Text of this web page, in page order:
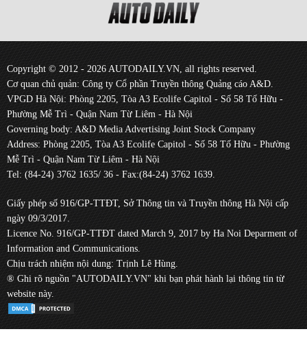
Copyright © 2012 - 2026 AUTODAILY.VN, all rights reserved.
Cơ quan chủ quản: Công ty Cổ phần Truyền thông Quảng cáo A&D.
VPGD Hà Nội: Phòng 2205, Tòa A3 Ecolife Capitol - Số 58 Tố Hữu -
Phường Mễ Trì - Quận Nam Từ Liêm - Hà Nội
Governing body: A&D Media Advertising Joint Stock Company
Address: Phòng 2205, Tòa A3 Ecolife Capitol - Số 58 Tố Hữu - Phường
Mễ Trì - Quận Nam Từ Liêm - Hà Nội
Tel: (84-24) 3762 1635/ 36 - Fax:(84-24) 3762 1639.
Giấy phép số 916/GP-TTĐT, Sở Thông tin và Truyền thông Hà Nội cấp
ngày 09/3/2017.
Licence No. 916/GP-TTĐT dated March 9, 2017 by Ha Noi Deparment of
Information and Communications.
Chịu trách nhiệm nội dung: Trịnh Lê Hùng.
® Ghi rõ nguồn "AUTODAILY.VN" khi bạn phát hành lại thông tin từ
website này.